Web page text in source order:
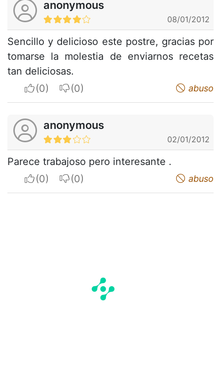
anonymous
08/01/2012
Sencillo y delicioso este postre, gracias por
tomarse la molestia de enviarnos recetas
tan deliciosas.
I apreciateI do not appreciate abuso
anonymous
02/01/2012
Parece trabajoso pero interesante .
I apreciateI do not appreciate abuso